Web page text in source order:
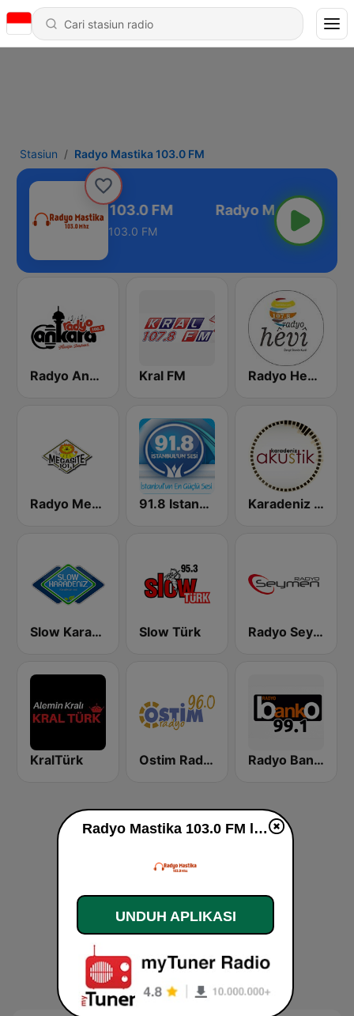
Stasiun Radyo Mastika 103.0 FM
Radyo Mastika 103.0 FM
103.0 FM
Radyo Ankara Kral FM Radyo Hevi 107.8
Radyo Megasite 101.1 FM 91.8 Istanbul'un Sesi Karadeniz Akustik Radyo
Slow Karadeniz FM Slow Türk Radyo Seymen
KralTürk Ostim Radyo Radyo Banko
Radyo Mastika 103.0 FM live
UNDUH APLIKASI